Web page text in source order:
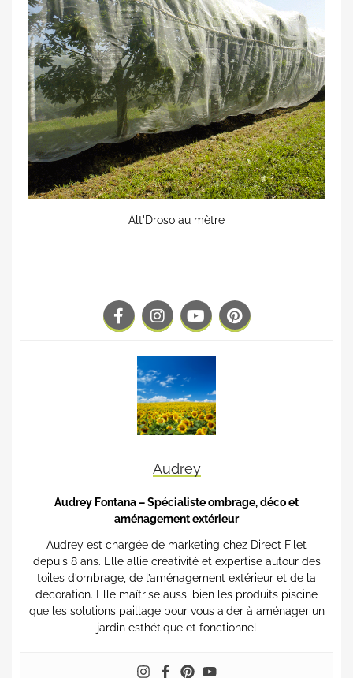
Alt'Droso au mètre
Audrey
Audrey Fontana – Spécialiste ombrage, déco et
aménagement extérieur
Audrey est chargée de marketing chez Direct Filet
depuis 8 ans. Elle allie créativité et expertise autour des
toiles d’ombrage, de l’aménagement extérieur et de la
décoration. Elle maîtrise aussi bien les produits piscine
que les solutions paillage pour vous aider à aménager un
jardin esthétique et fonctionnel